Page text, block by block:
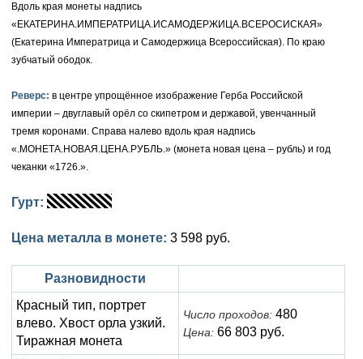
Для Польши
Памятные и донативные
Для Польши
Медь
Сибирские монеты
Таврические монеты
Золото
Серебро
Для Пруссии
Ливонезы
Иоанн Антонович (1740-1741)
Анна Иоанновна (1730-1740)
Екатерина I (1725-1727)
Петр I (1682-1725)
Для Речи Посполитой
Вдоль края монеты надпись
«ЕКАТЕРИНА.ИМПЕРАТРИЦА.ИСАМОДЕРЖИЦА.ВСЕРОСИСКАЯ»
(Екатерина Императрица и Самодержица Всероссийская). По краю
зубчатый ободок.
Реверс: в центре упрощённое изображение Герба Российской
империи – двуглавый орёл со скипетром и державой, увенчанный
тремя коронами. Справа налево вдоль края надпись
«.МОНЕТА.НОВАЯ.ЦЕНА.РУБЛЬ.» (монета новая цена – рубль) и год
чеканки «1726.».
Гурт:
Цена металла в монете: 3 598 руб.
Разновидности
Красный тип, портрет
влево. Хвост орла узкий.
Тиражная монета
Число проходов: 480
Цена: 66 803 руб.